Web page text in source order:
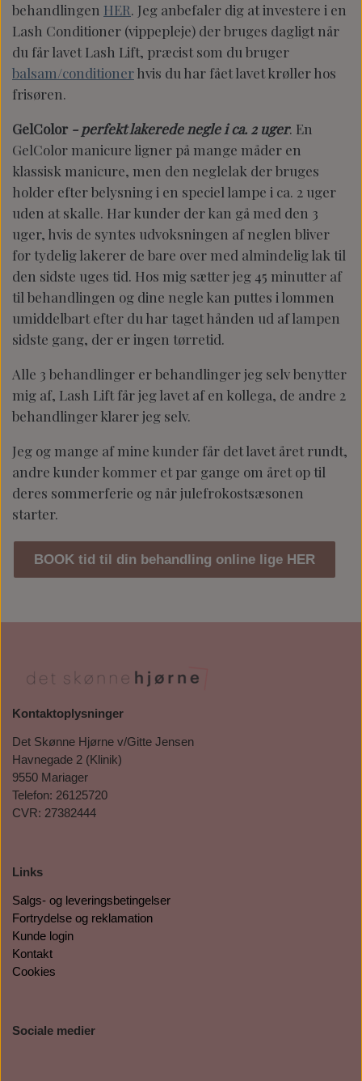
behandlingen HER. Jeg anbefaler dig at investere i en
Lash Conditioner (vippepleje) der bruges dagligt når
du får lavet Lash Lift, præcist som du bruger
balsam/conditionerhvis du har fået lavet krøller hos
frisøren.
GelColor - perfekt lakerede negle i ca. 2 uger. En
GelColor manicure ligner på mange måder en
klassisk manicure, men den neglelak der bruges
holder efter belysning i en speciel lampe i ca. 2 uger
uden at skalle. Har kunder der kan gå med den 3
uger, hvis de syntes udvoksningen af neglen bliver
for tydelig lakerer de bare over med almindelig lak til
den sidste uges tid. Hos mig sætter jeg 45 minutter af
til behandlingen og dine negle kan puttes i lommen
umiddelbart efter du har taget hånden ud af lampen
sidste gang, der er ingen tørretid.
Alle 3 behandlinger er behandlinger jeg selv benytter
mig af, Lash Lift får jeg lavet af en kollega, de andre 2
behandlinger klarer jeg selv.
Jeg og mange af mine kunder får det lavet året rundt,
andre kunder kommer et par gange om året op til
deres sommerferie og når julefrokostsæsonen
starter.
BOOK tid til din behandling online lige HER
Kontaktoplysninger
Det Skønne Hjørne v/Gitte Jensen
Havnegade 2 (Klinik)
9550 Mariager
Telefon: 26125720
CVR: 27382444
Links
Salgs- og leveringsbetingelser
Fortrydelse og reklamation
Kunde login
Kontakt
Cookies
Sociale medier